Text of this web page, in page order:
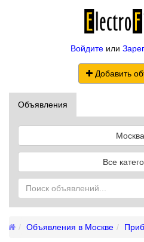
Войдите или
Добавить
Объявления
Москва
Все
Объявления в Москве